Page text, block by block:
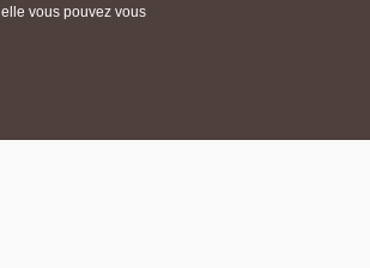
vous pouvez vous